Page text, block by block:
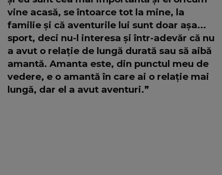
vine acasă, se întoarce tot la mine, la
familie și că aventurile lui sunt doar așa...
sport, deci nu-l interesa și într-adevăr că nu
a avut o relație de lungă durată sau să aibă
amantă. Amanta este, din punctul meu de
vedere, e o amantă în care ai o relație mai
lungă, dar el a avut aventuri.”